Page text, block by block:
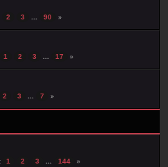
2 3 ... 90
1 2 3 ... 17
2 3 ... 7
1 2 3 ... 144